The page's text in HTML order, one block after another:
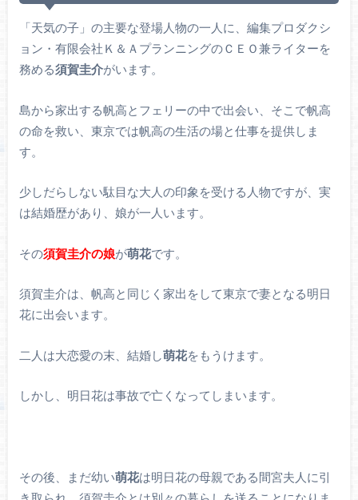
「天気の子」の主要な登場人物の一人に、編集プロダクシ
ョン・有限会社Ｋ＆ＡプランニングのＣＥＯ兼ライターを
務める須賀圭介がいます。
島から家出する帆高とフェリーの中で出会い、そこで帆高
の命を救い、東京では帆高の生活の場と仕事を提供しま
す。
少しだらしない駄目な大人の印象を受ける人物ですが、実
は結婚歴があり、娘が一人います。
その須賀圭介の娘が萌花です。
須賀圭介は、帆高と同じく家出をして東京で妻となる明日
花に出会います。
二人は大恋愛の末、結婚し萌花をもうけます。
しかし、明日花は事故で亡くなってしまいます。
その後、まだ幼い萌花は明日花の母親である間宮夫人に引